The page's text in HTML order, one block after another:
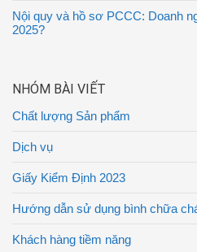
Nội quy và hồ sơ PCCC: Doanh
2025?
NHÓM BÀI VIẾT
Chất lượng Sản phẩm
Dịch vụ
Giấy Kiểm Định 2023
Hướng dẫn sử dụng bình chữa
Khách hàng tiềm năng